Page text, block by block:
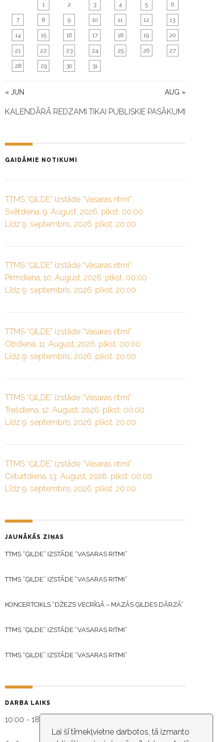
Lai šī tīmekļvietne darbotos, tā izmanto
« JUN AUG »
1 2 3 4 5 6
7 8 9 10 11 12 13
14 15 16 17 18 19 20
21 22 23 24 25 26 27
28 29 30 31
KALENDĀRĀ REDZAMI TIKAI PUBLISKIE PASĀKUMI
GAIDĀMIE NOTIKUMI
TTMS “ĢILDE” izstāde “Vasaras ritmi”
Svētdiena, 9. August, 2026. plkst. 00:00
Līdz 9. septembris, 2026. plkst. 20:00
TTMS “ĢILDE” izstāde “Vasaras ritmi”
Pirmdiena, 10. August, 2026. plkst. 00:00
Līdz 9. septembris, 2026. plkst. 20:00
TTMS “ĢILDE” izstāde “Vasaras ritmi”
Otrdiena, 11. August, 2026. plkst. 00:00
Līdz 9. septembris, 2026. plkst. 20:00
TTMS “ĢILDE” izstāde “Vasaras ritmi”
Trešdiena, 12. August, 2026. plkst. 00:00
Līdz 9. septembris, 2026. plkst. 20:00
TTMS “ĢILDE” izstāde “Vasaras ritmi”
Ceturtdiena, 13. August, 2026. plkst. 00:00
Līdz 9. septembris, 2026. plkst. 20:00
JAUNĀKĀS ZIŅAS
TTMS “ĢILDE” IZSTĀDE “VASARAS RITMI”
TTMS “ĢILDE” IZSTĀDE “VASARAS RITMI”
KONCERTCIKLS “DŽEZS VECRĪGĀ – MAZĀS ĢILDES DĀRZĀ”
TTMS “ĢILDE” IZSTĀDE “VASARAS RITMI”
TTMS “ĢILDE” IZSTĀDE “VASARAS RITMI”
DARBA LAIKS
10:00 - 18:30